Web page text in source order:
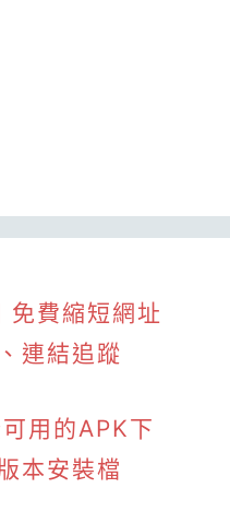
免費縮短網址
連結追蹤
用的APK下
本安裝檔